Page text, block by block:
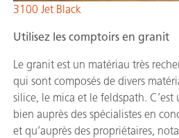
3100 Jet Black
Utilisez les comptoirs en granit
Le granit est un matériau très
qui sont composés de divers
silice, le mica et le feldspath.
bien auprès des spécialistes en
et qu’auprès des propriétaires,